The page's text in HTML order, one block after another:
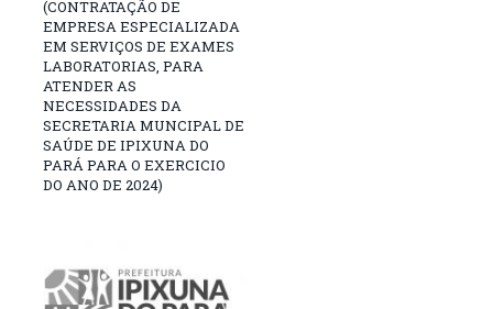
(CONTRATAÇÃO DE
EMPRESA ESPECIALIZADA
EM SERVIÇOS DE EXAMES
LABORATORIAS, PARA
ATENDER AS
NECESSIDADES DA
SECRETARIA MUNCIPAL DE
SAÚDE DE IPIXUNA DO
PARÁ PARA O EXERCICIO
DO ANO DE 2024)